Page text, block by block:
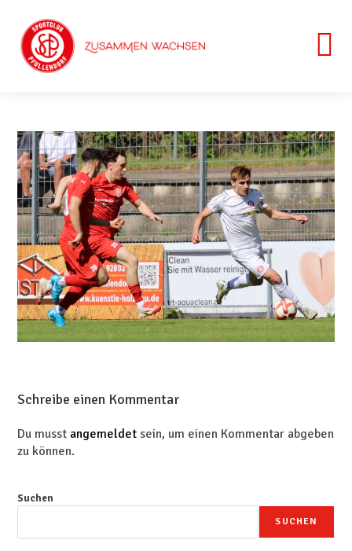
Schreibe einen Kommentar
Du musst angemeldet sein, um einen Kommentar abgeben
zu können.
Suchen
SUCHEN